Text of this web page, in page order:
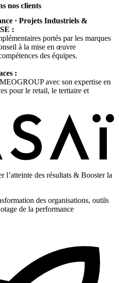
nos clients
· Projets Industriels &
:
portés par les marques
à la mise en œuvre
des équipes.
:
avec son expertise en
pour le retail, le tertiaire et
l’atteinte des résultats & Booster la
des organisations, outils
de la performance